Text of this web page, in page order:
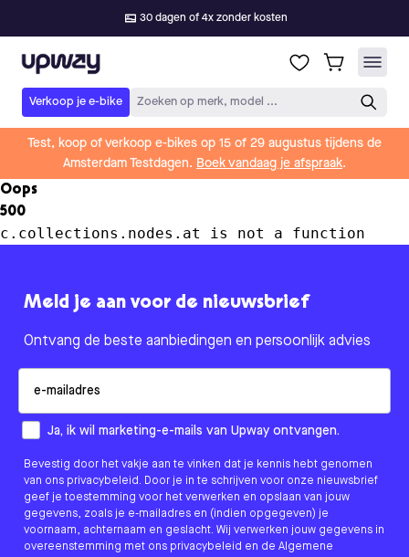
30 dagen of 4x zonder kosten
Upway
Verkoop je e-bike Zoeken op merk, model ...
Test, koop of verkoop e-bikes op 15 of 29 augustus tijdens de
Amsterdam Testdagen. Boek vandaag je afspraak.
Oops
500
c.collections.nodes.at is not a function
Meld je aan voor de nieuwsbrief
Ontvang de beste aanbiedingen en persoonlijk advies
How would you like to hear from us?
Ja, ik wil marketing-e-mails van Upway ontvangen.
Bevestig door het vakje aan te vinken dat je kennis hebt genomen
van ons privacybeleid. Door je in te schrijven voor onze nieuwsbrief
geef je toestemming voor het verwerken en opslaan van jouw
gegevens, zoals je e-mailadres en (indien opgegeven) je
voornaam, achternaam en geslacht. Wij verwerken jouw gegevens in
overeenstemming met ons privacybeleid en de Algemene